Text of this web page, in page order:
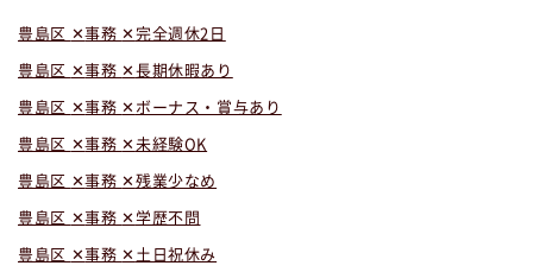
豊島区 事務 完全週休2日
豊島区 事務 長期休暇あり
豊島区 事務 ボーナス・賞与あり
豊島区 事務 未経験OK
豊島区 事務 残業少なめ
豊島区 事務 学歴不問
豊島区 事務 土日祝休み